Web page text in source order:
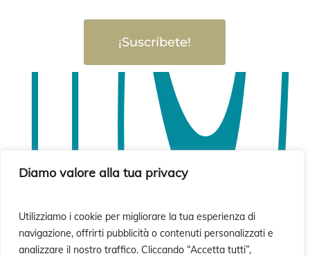
Diamo valore alla tua privacy
Utilizziamo i cookie per migliorare la tua esperienza di
navigazione, offrirti pubblicità o contenuti personalizzati e
analizzare il nostro traffico. Cliccando “Accetta tutti”,
¡Suscríbete!